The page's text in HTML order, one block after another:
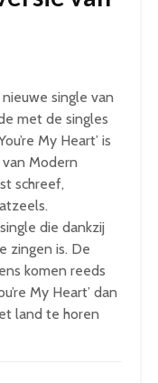
nieuwe single van
met de singles
My Heart’ is
Modern
schreef,
die dankzij
zingen is. De
komen reeds
My Heart’ dan
land te horen